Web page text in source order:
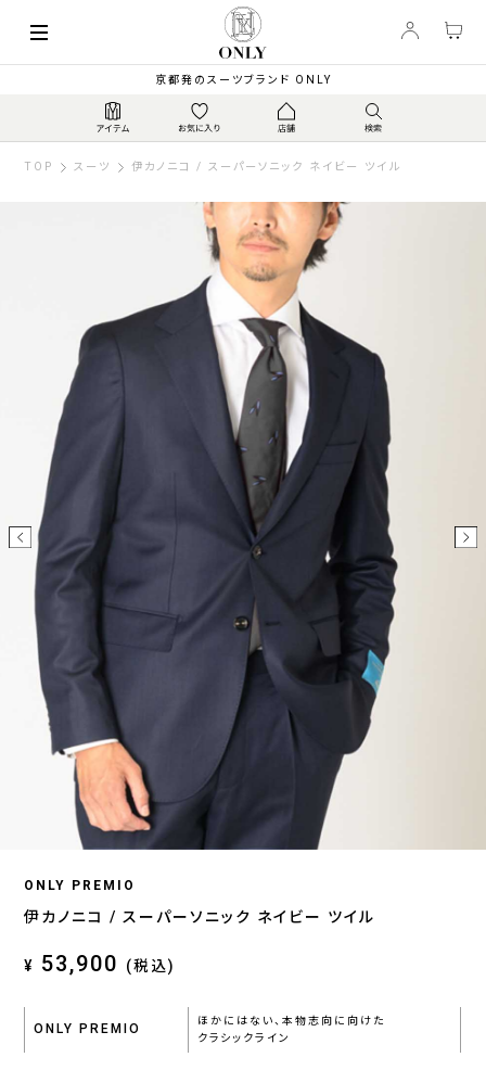
京都発のスーツブランド ONLY
TOP スーツ 伊カノニコ / スーパーソニック ネイビー ツイル
ONLY PREMIO
伊カノニコ / スーパーソニック ネイビー ツイル
¥ 53,900 (税込)
ONLY PREMIO
ほかにはない、本物志向に向けた
クラシックライン